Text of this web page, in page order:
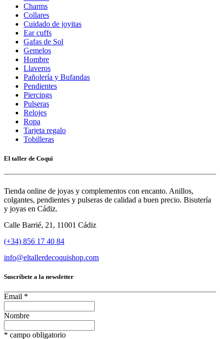
Charms
Collares
Cuidado de joyitas
Ear cuffs
Gafas de Sol
Gemelos
Hombre
Llaveros
Pañolería y Bufandas
Pendientes
Piercings
Pulseras
Relojes
Ropa
Tarjeta regalo
Tobilleras
El taller de Coqui
Tienda online de joyas y complementos con encanto. Anillos,
colgantes, pendientes y pulseras de calidad a buen precio. Bisutería
y joyas en Cádiz.
Calle Barrié, 21, 11001 Cádiz
(+34) 856 17 40 84
info@eltallerdecoquishop.com
Suscríbete a la newsletter
Email *
Nombre
* campo obligatorio